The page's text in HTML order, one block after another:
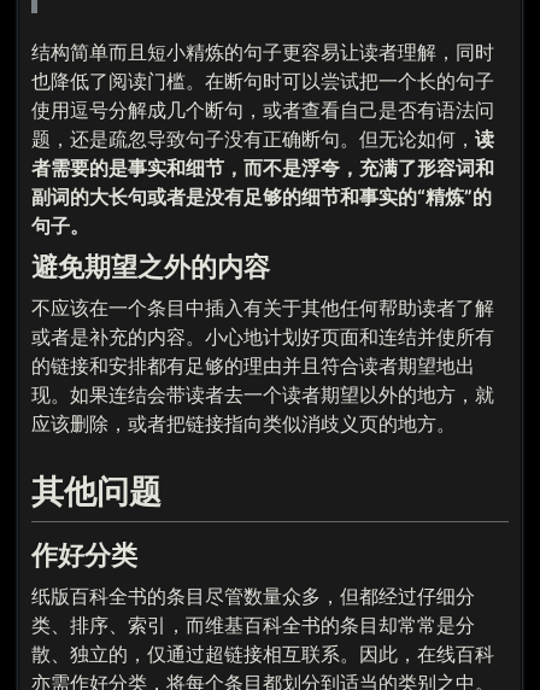
结构简单而且短小精炼的句子更容易让读者理解，同时
也降低了阅读门槛。在断句时可以尝试把一个长的句子
使用逗号分解成几个断句，或者查看自己是否有语法问
题，还是疏忽导致句子没有正确断句。但无论如何， 读
者需要的是事实和细节，而不是浮夸，充满了形容词和
副词的大长句或者是没有足够的细节和事实的“精炼”的
句子。
避免期望之外的内容
不应该在一个条目中插入有关于其他任何帮助读者了解
或者是补充的内容。小心地计划好页面和连结并使所有
的链接和安排都有足够的理由并且符合读者期望地出
现。如果连结会带读者去一个读者期望以外的地方，就
应该删除，或者把链接指向类似消歧义页的地方。
其他问题
作好分类
纸版百科全书的条目尽管数量众多，但都经过仔细分
类、排序、索引，而维基百科全书的条目却常常是分
散、独立的，仅通过超链接相互联系。因此，在线百科
亦需作好分类，将每个条目都划分到适当的类别之中。